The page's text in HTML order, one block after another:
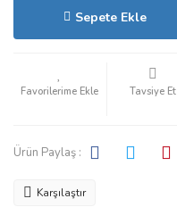
Sepete Ekle
Tavsiye Et
Ürün Paylaş :
Karşılaştır